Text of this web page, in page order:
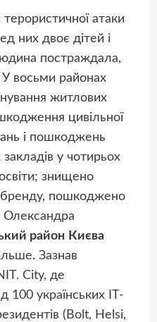
терористичної атаки
них двоє дітей і
постраждала,
восьми районах
житлових
цивільної
і пошкоджень
у чотирьох
знищено
бренду, пошкоджено
Олександра
район Києва
Зазнав
City, де
100 українських ІТ-
(Bolt, Helsi,